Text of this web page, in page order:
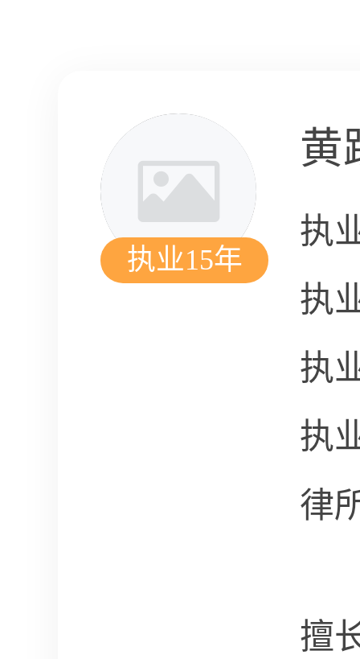
执业15年
黄
执
执
执
执
律
擅